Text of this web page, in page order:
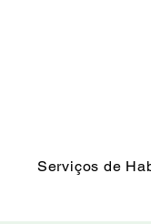
Serviços de